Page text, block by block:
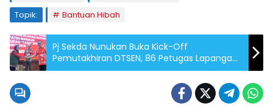
Topik:
Bantuan Hibah
Pj Sekda Nunukan Buka Kick-Off
Pemutakhiran DTSEN, 86 Petugas Lapangan
Diterjunkan